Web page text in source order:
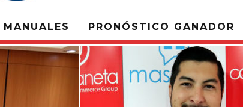
MANUALES PRONÓSTICO GANADOR